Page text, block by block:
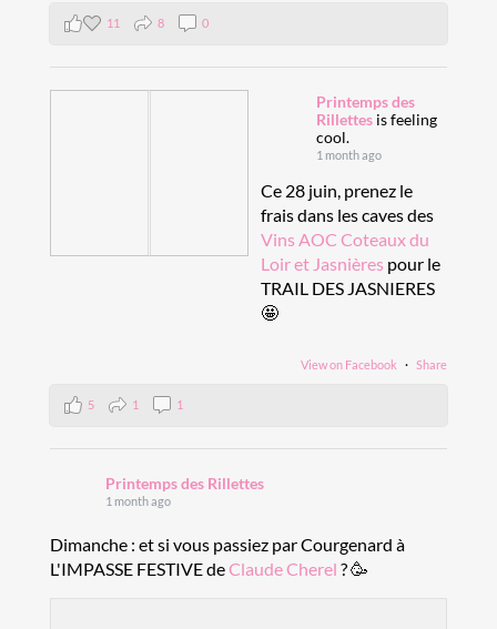
11 8 0
Printemps des
Rillettes is feeling
cool.
1 month ago
Ce 28 juin, prenez le
frais dans les caves des
Vins AOC Coteaux du
Loir et Jasnières pour le
TRAIL DES JASNIERES
🤩
View on Facebook · Share
5 1 1
Printemps des Rillettes
1 month ago
Dimanche : et si vous passiez par Courgenard à
L'IMPASSE FESTIVE deClaude Cherel ? 🥳